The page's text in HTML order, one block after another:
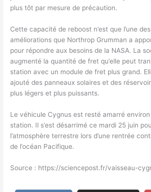
plus tôt par mesure de précaution.
Cette capacité de reboost n’est que l’une
améliorations que Northrop Grumman a
pour répondre aux besoins de la NASA. La
augmenté la quantité de fret qu’elle peut
station avec un module de fret plus grand.
ajouté des panneaux solaires et des
plus légers et plus puissants.
Le véhicule Cygnus est resté amarré
station. Il s’est désarrimé ce mardi 25 juin
l’atmosphère terrestre lors d’une rentrée
de l’océan Pacifique.
Source : https://sciencepost.fr/vaisseau-